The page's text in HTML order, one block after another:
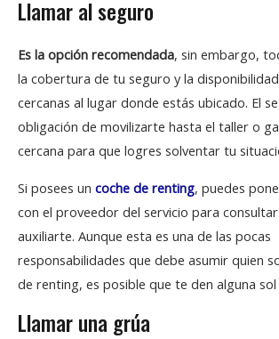
Llamar al seguro
Es la opción recomendada, sin embargo,
la cobertura de tu seguro y la
cercanas al lugar donde estás ubicado. El
obligación de movilizarte hasta el taller o
cercana para que logres solventar tu
Si posees un coche de renting, puedes
con el proveedor del servicio para
auxiliarte. Aunque esta es una de las pocas
responsabilidades que debe asumir quien
de renting, es posible que te den alguna sol
Llamar una grúa